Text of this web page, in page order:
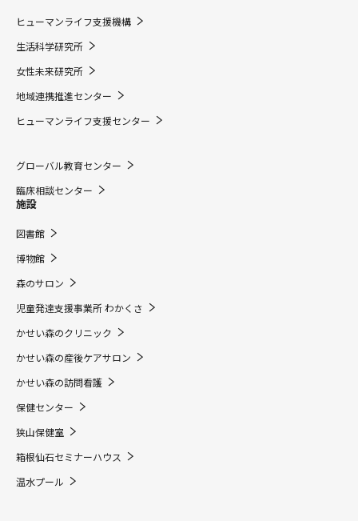
ヒューマンライフ支援機構
生活科学研究所
女性未来研究所
地域連携推進センター
ヒューマンライフ支援センター
グローバル教育センター
臨床相談センター
施設
図書館
博物館
森のサロン
児童発達支援事業所 わかくさ
かせい森のクリニック
かせい森の産後ケアサロン
かせい森の訪問看護
保健センター
狭山保健室
箱根仙石セミナーハウス
温水プール